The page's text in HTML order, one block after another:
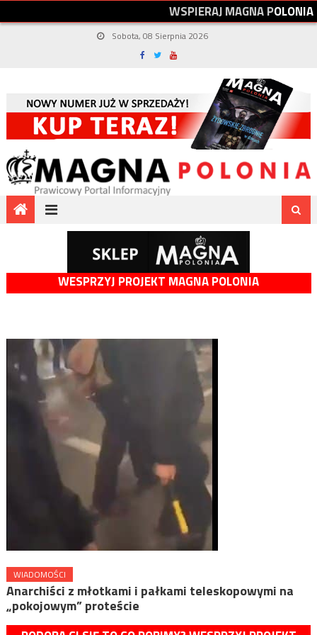
WSPIERAJMAGNAPOLONIA
Sobota, 08 Sierpnia 2026
WESPRZYJ PROJEKT MAGNA POLONIA
WIADOMOŚCI
Anarchiści z młotkami i pałkami teleskopowymi na
„pokojowym” proteście